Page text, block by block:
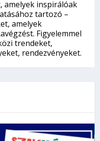
amelyek inspirálóak
tartozó –
amelyek
Figyelemmel
trendeket,
rendezvényeket.